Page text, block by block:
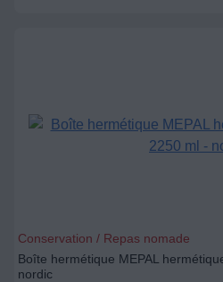
Conservation / Repas nomade
Boîte hermétique MEPAL
nordic